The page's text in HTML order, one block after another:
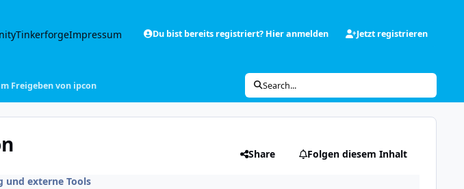
TinkerforgeImpressum Du bist bereits registriert? Hier anmelden Jetzt registrieren
Freigeben von ipcon Search...
Share Folgen diesem Inhalt
und externe Tools